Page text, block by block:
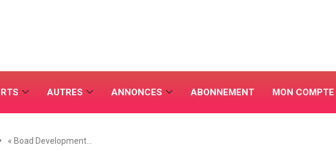
AUTRES ANNONCES ABONNEMENT MON COMPTE
« Boad Development…